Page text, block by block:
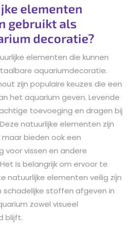
elementen
gebruikt als
decoratie?
elementen die kunnen
aquariumdecoratie.
zijn populaire keuzes die een
het aquarium geven. Levende
toevoeging en dragen bij
natuurlijke elementen zijn
bieden ook een
voor vissen en andere
is belangrijk om ervoor te
natuurlijke elementen veilig zijn
schadelijke stoffen afgeven in
zowel visueel
blijft.